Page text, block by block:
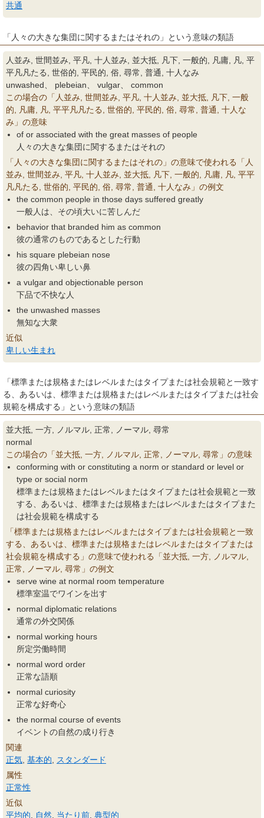
共通
「人々の大きな集団に関するまたはそれの」という意味の類語
人並み, 世間並み, 平凡, 十人並み, 並大抵, 凡下, 一般的, 凡庸, 凡, 平
平凡凡たる, 世俗的, 平民的, 俗, 尋常, 普通, 十人なみ
unwashed、 plebeian、 vulgar、 common
この場合の「人並み, 世間並み, 平凡, 十人並み, 並大抵, 凡下, 一般
的, 凡庸, 凡, 平平凡凡たる, 世俗的, 平民的, 俗, 尋常, 普通, 十人な
み」の意味
of or associated with the great masses of people
人々の大きな集団に関するまたはそれの
「人々の大きな集団に関するまたはそれの」の意味で使われる「人
並み, 世間並み, 平凡, 十人並み, 並大抵, 凡下, 一般的, 凡庸, 凡, 平平
凡凡たる, 世俗的, 平民的, 俗, 尋常, 普通, 十人なみ」の例文
the common people in those days suffered greatly
一般人は、その頃大いに苦しんだ
behavior that branded him as common
彼の通常のものであるとした行動
his square plebeian nose
彼の四角い卑しい鼻
a vulgar and objectionable person
下品で不快な人
the unwashed masses
無知な大衆
近似
卑しい生まれ
「標準または規格またはレベルまたはタイプまたは社会規範と一致す
る、あるいは、標準または規格またはレベルまたはタイプまたは社会
規範を構成する」という意味の類語
並大抵, 一方, ノルマル, 正常, ノーマル, 尋常
normal
この場合の「並大抵, 一方, ノルマル, 正常, ノーマル, 尋常」の意味
conforming with or constituting a norm or standard or level or
type or social norm
標準または規格またはレベルまたはタイプまたは社会規範と一致
する、あるいは、標準または規格またはレベルまたはタイプまた
は社会規範を構成する
「標準または規格またはレベルまたはタイプまたは社会規範と一致
する、あるいは、標準または規格またはレベルまたはタイプまたは
社会規範を構成する」の意味で使われる「並大抵, 一方, ノルマル,
正常, ノーマル, 尋常」の例文
serve wine at normal room temperature
標準室温でワインを出す
normal diplomatic relations
通常の外交関係
normal working hours
所定労働時間
normal word order
正常な語順
normal curiosity
正常な好奇心
the normal course of events
イベントの自然の成り行き
関連
正気 基本的
スタンダード
属性
正常性
近似
平均的
自然 当たり前 典型的